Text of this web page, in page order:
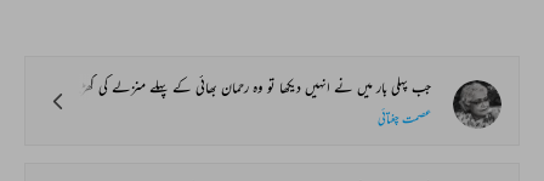
جب پہلی بار میں نے انہیں دیکھا تو وہ رحمان بھائی کے پہلے منزلے کی کھڑکی میں بیٹھی لمبی لمبی گالیاں اور کوسنے دے رہی تھیں۔ یہ کھڑکی ہمارے صحن میں کھلتی تھی اور قانونا اسے بند رکھا جاتا تھا کیوں کہ پردے والی بی بیوں کا سامنا ہونے کا ڈر تھا۔ رحمان بھائی رنڈیوں کے جمعدار تھے، کوئی شادی بیاہ، ختنہ، بسم اللہ کی رسم ہوتی، رحمان بھائی اونے پونے ان رنڈیوں کو بلا دیتے اور غریب کے گھر میں بھی وحید جان، مشتری بائی اور انوری کہروا ناچ جاتیں۔
عصمت چغتائی